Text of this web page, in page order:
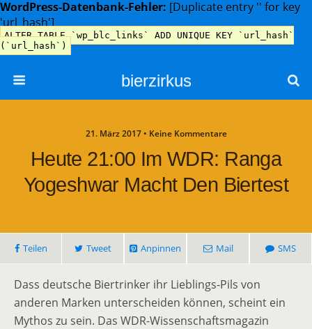
WordPress-Datenbank-Fehler: [Duplicate entry '' for key
'url_hash']
ALTER TABLE `wp_blc_links` ADD UNIQUE KEY `url_hash`
(`url_hash`)
bierzirkus
21. März 2017 • Keine Kommentare
Heute 21:00 Im WDR: Ranga
Yogeshwar Macht Den Biertest
Teilen Tweet Anpinnen Mail SMS
Dass deutsche Biertrinker ihr Lieblings-Pils von
anderen Marken unterscheiden können, scheint ein
Mythos zu sein. Das WDR-Wissenschaftsmagazin